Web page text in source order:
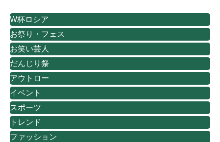
W杯ロシア
お祭り・フェス
お笑い芸人
だんじり祭
アウトロー
イベント
スポーツ
トレンド
ファッション